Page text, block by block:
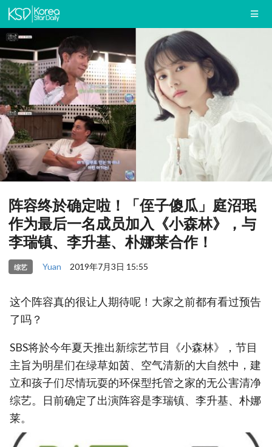
阵容终於确定啦！「侄子傻瓜」庭沼珉
作为最后一名成员加入《小森林》，与
李瑞镇、李升基、朴娜莱合作！
综艺 Yuan 2019年7月3日 15:55
这个阵容真的很让人期待呢！大家之前都有看过预告
了吗？
SBS将於今年夏天推出新综艺节目《小森林》，节目
主旨为明星们在绿草如茵、空气清新的大自然中，建
立和孩子们尽情玩耍的环保型托管之家的无公害清净
综艺。日前确定了出演阵容是李瑞镇、李升基、朴娜
莱。